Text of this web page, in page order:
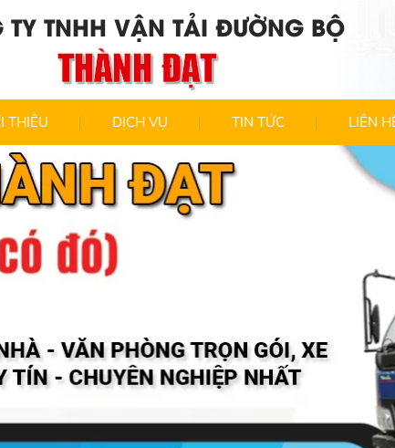
TY TNHH VẬN TẢI ĐƯỜNG BỘ
THÀNH ĐẠT
THIỆU DỊCH VỤ TIN TỨC LIÊN